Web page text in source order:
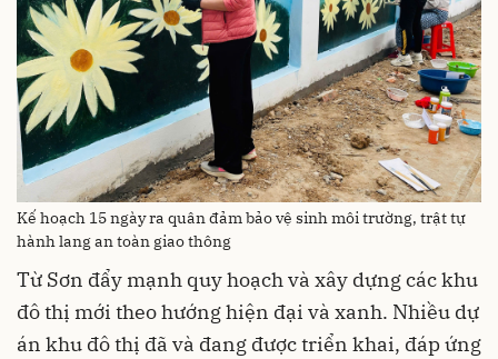
Kế hoạch 15 ngày ra quân đảm bảo vệ sinh môi trường, trật tự
hành lang an toàn giao thông
Từ Sơn đẩy mạnh quy hoạch và xây dựng các khu
đô thị mới theo hướng hiện đại và xanh. Nhiều dự
án khu đô thị đã và đang được triển khai, đáp ứng